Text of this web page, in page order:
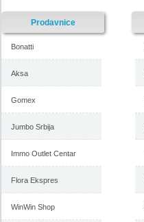
Emmezeta akcija, katalog 15-
24. septembar 2017
Prodavnice
Bonatti
Aksa
Gomex
Jumbo Srbija
Immo Outlet Centar
Flora Ekspres
WinWin Shop